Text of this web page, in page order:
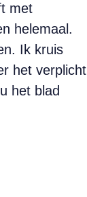
met
helemaal.
Ik kruis
het verplicht
het blad